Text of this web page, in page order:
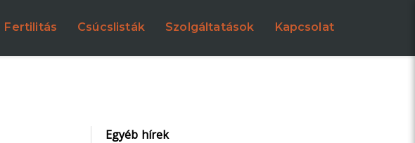
Fertilitás Csúcslisták Szolgáltatások Kapcsolat
Egyéb hírek